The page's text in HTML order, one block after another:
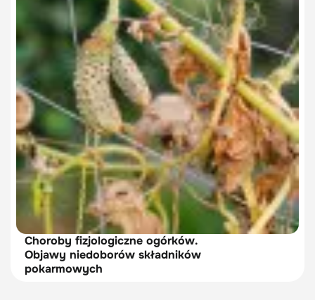
Choroby fizjologiczne ogórków.
Objawy niedoborów składników
pokarmowych